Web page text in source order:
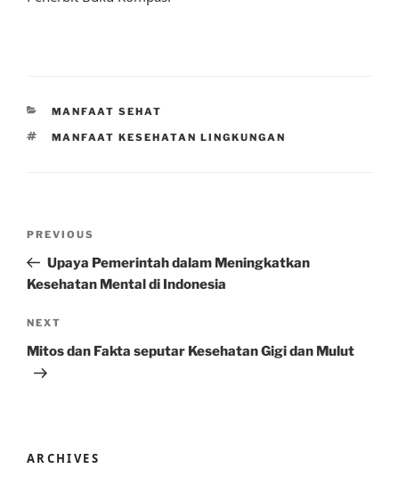
CATEGORIES
MANFAAT SEHAT
TAGS
MANFAAT KESEHATAN LINGKUNGAN
Previous
Post
PREVIOUS
Upaya Pemerintah dalam Meningkatkan
Kesehatan Mental di Indonesia
Next
Post
NEXT
Mitos dan Fakta seputar Kesehatan Gigi dan Mulut
ARCHIVES